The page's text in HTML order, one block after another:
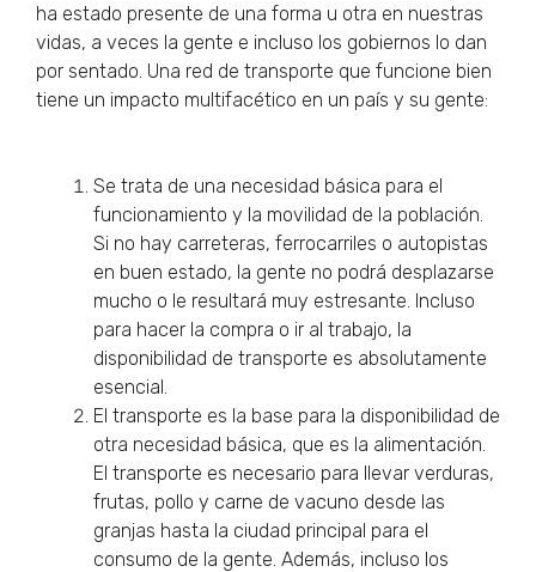
ha estado presente de una forma u otra en nuestras
vidas, a veces la gente e incluso los gobiernos lo dan
por sentado. Una red de transporte que funcione bien
tiene un impacto multifacético en un país y su gente:
Se trata de una necesidad básica para el
funcionamiento y la movilidad de la población.
Si no hay carreteras, ferrocarriles o autopistas
en buen estado, la gente no podrá desplazarse
mucho o le resultará muy estresante. Incluso
para hacer la compra o ir al trabajo, la
disponibilidad de transporte es absolutamente
esencial.
El transporte es la base para la disponibilidad de
otra necesidad básica, que es la alimentación.
El transporte es necesario para llevar verduras,
frutas, pollo y carne de vacuno desde las
granjas hasta la ciudad principal para el
consumo de la gente. Además, incluso los